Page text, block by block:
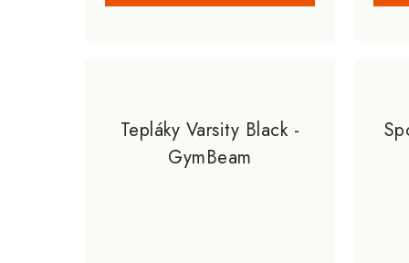
Tepláky Varsity Black -
GymBeam